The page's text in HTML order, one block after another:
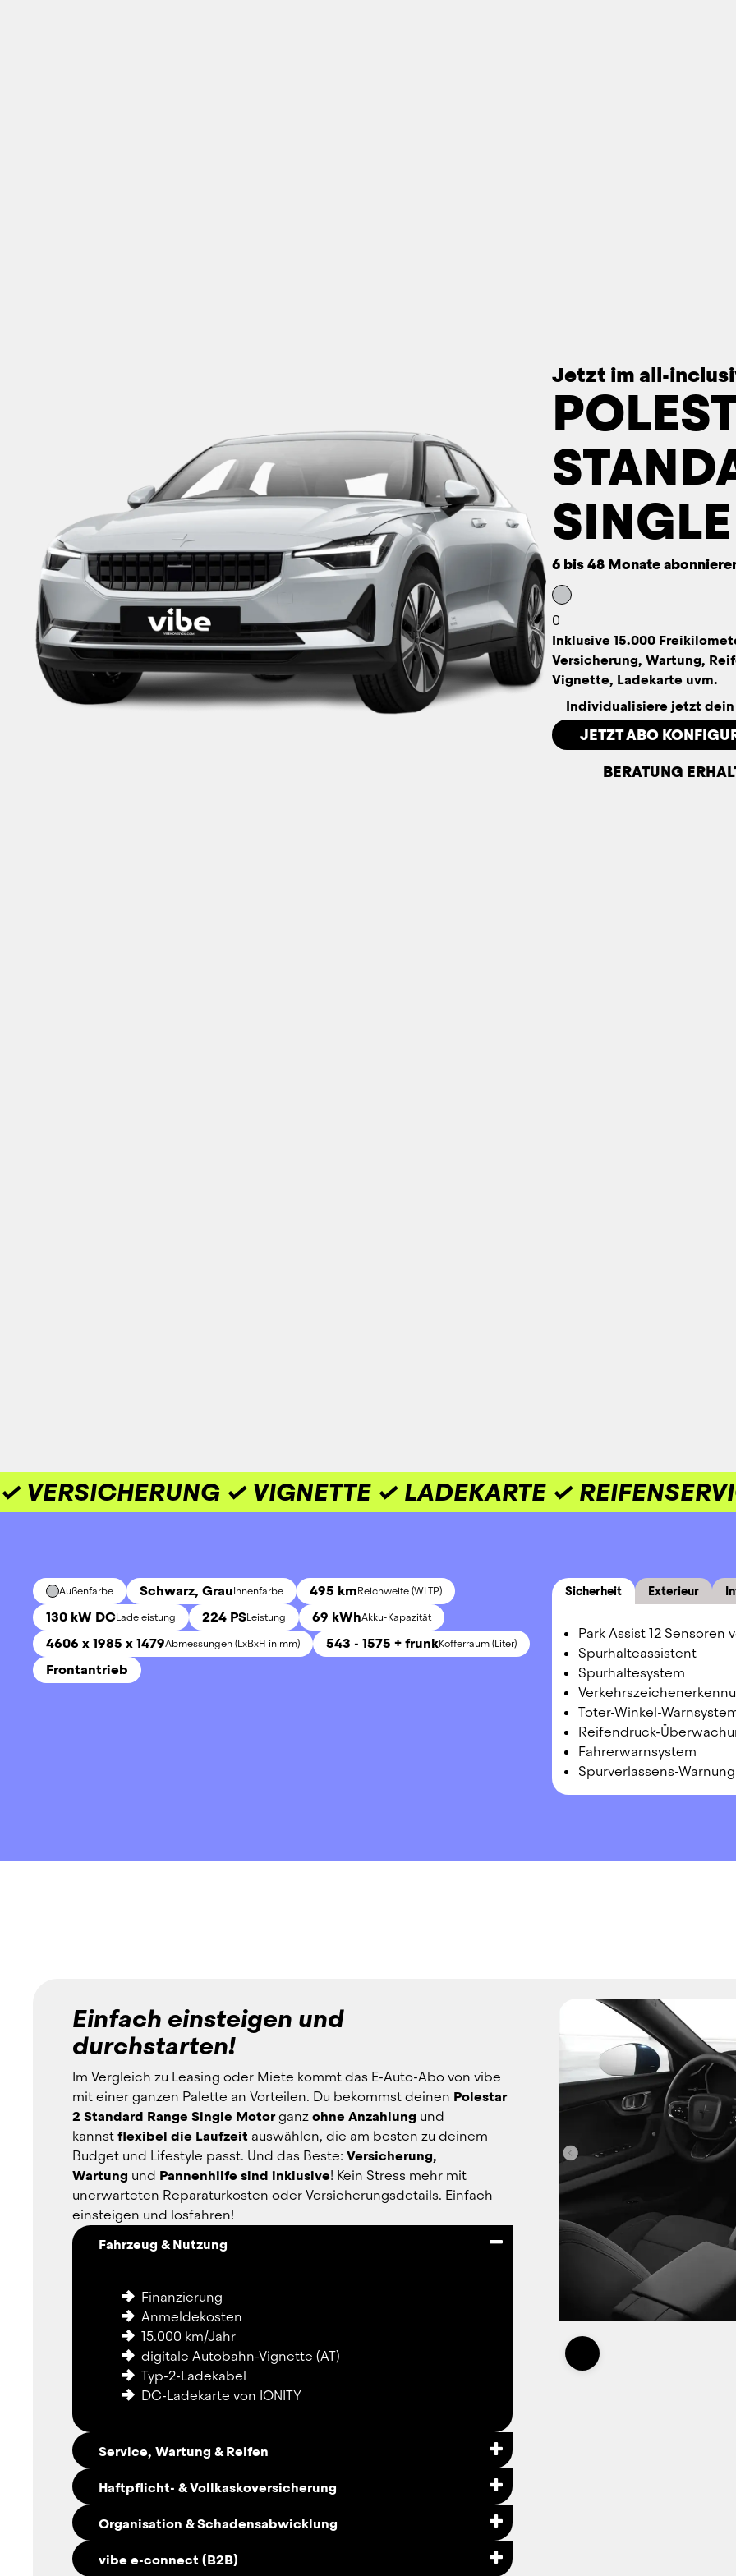
Jetzt im all-
6 bis 48 Monate
0
Inklusive 15.000
Versicherung, Wartung,
Vignette, Ladekarte uvm.
Individualisiere jetzt
JETZT ABO
BERATUNG
✓ VERSICHERUNG ✓ VIGNETTE ✓ LADEKARTE ✓
Außenfarbe Schwarz, GrauInnenfarbe 495 kmReichweite (WLTP)
130 kW DCLadeleistung 224 PSLeistung 69 kWhAkku-Kapazität
4606 x 1985 x 1479Abmessungen (LxBxH in mm) 543 - 1575 + frunkKofferraum (Liter)
Frontantrieb
Sicherheit Exterieur
Park Assist 12 Sensoren
Spurhalteassistent
Spurhaltesystem
Toter-Winkel-
Reifendruck-
Fahrerwarnsystem
Spurverlassens-Warnung
Einfach einsteigen und
durchstarten!
Im Vergleich zu Leasing oder Miete kommt das E-Auto-Abo von vibe
mit einer ganzen Palette an Vorteilen. Du bekommst deinen Polestar
2 Standard Range Single Motor ganz ohne Anzahlung und
kannst flexibel die Laufzeit auswählen, die am besten zu deinem
Budget und Lifestyle passt. Und das Beste: Versicherung,
Wartung und Pannenhilfe sind inklusive! Kein Stress mehr mit
unerwarteten Reparaturkosten oder Versicherungsdetails. Einfach
einsteigen und losfahren!
Fahrzeug & Nutzung
Finanzierung
Anmeldekosten
15.000 km/Jahr
digitale Autobahn-Vignette (AT)
Typ-2-Ladekabel
DC-Ladekarte von IONITY
Service, Wartung & Reifen
Wartung
Reifenwechsel
Haftpflicht- & Vollkaskoversicherung
Vollkaskoversicherung (mit Selbstbehalt)
Organisation & Schadensabwicklung
vibe e-connect (B2B)